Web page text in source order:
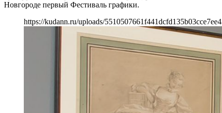
Новгороде первый Фестиваль графики.
https://kudann.ru/uploads/